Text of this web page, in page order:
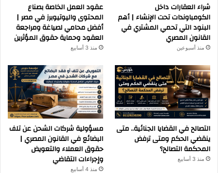
شراء العقارات داخل
الكومباوندات تحت الإنشاء | أهم
البنود التي تحمي المشتري في
القانون المصري
منذ أسبوعين
عقود العمل الخاصة بصناع
المحتوى واليوتيوبرز في مصر |
أفضل محامي لصياغة ومراجعة
العقود وحماية حقوق المؤثرين
منذ 3 أسابيع
التصالح في القضايا الجنائية.. متى
ينقضي الحكم ومتى ترفض
المحكمة التصالح؟
منذ 3 أسابيع
مسؤولية شركات الشحن عن تلف
البضائع في القانون المصري |
حقوق العملاء والتعويض
وإجراءات التقاضي
منذ 4 أسابيع